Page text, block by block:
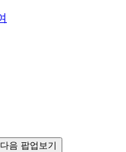
다음 팝업보기